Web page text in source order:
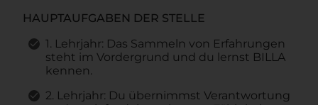
HAUPTAUFGABEN DER STELLE
1. Lehrjahr: Das Sammeln von Erfahrungen
steht im Vordergrund und du lernst BILLA
kennen.
2. Lehrjahr: Du übernimmst Verantwortung